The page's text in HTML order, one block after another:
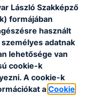
Balatonlellén négy
tábort szervezett,
A programba a
diákjai,
részt vevő 10.
tanulók
Iskola
László Szakképző
formájában
használt
adatnak
lehetősége van
cookie-k
A cookie-k
aCookie